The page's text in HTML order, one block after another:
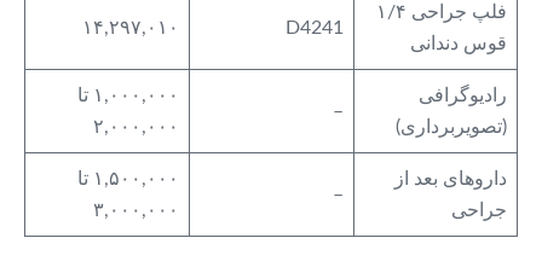
فلپ جراحی ۱/۴
قوس دندانی
D4241 ۱۴,۲۹۷,۰۱۰
رادیوگرافی
(تصویربرداری)
–
۱,۰۰۰,۰۰۰ تا
۲,۰۰۰,۰۰۰
داروهای بعد از
جراحی
–
۱,۵۰۰,۰۰۰ تا
۳,۰۰۰,۰۰۰